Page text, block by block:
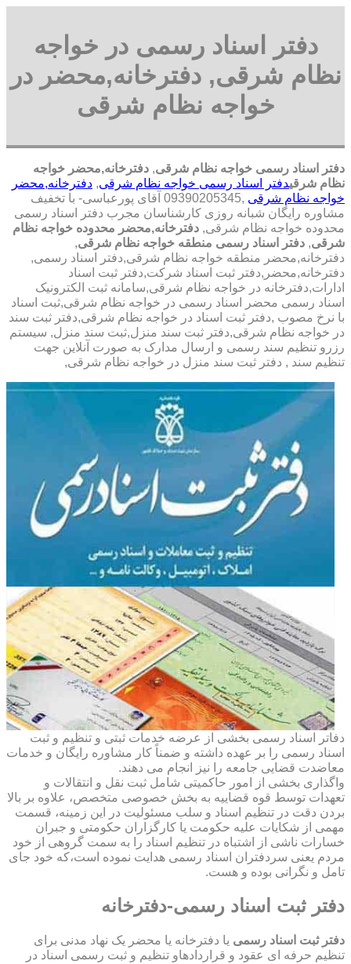
دفتر اسناد رسمی در خواجه
نظام شرقی, دفترخانه,محضر در
خواجه نظام شرقی
دفتر اسناد رسمی خواجه نظام شرقی, دفترخانه,محضر خواجه
نظام شرقیدفتر اسناد رسمی خواجه نظام شرقی, دفترخانه,محضر
خواجه نظام شرقی
,09390205345 آقای پورعباسی- با تخفیف
مشاوره رايگان شبانه روزی کارشناسان مجرب دفتر اسناد رسمی
محدوده خواجه نظام شرقی, دفترخانه,محضر محدوده خواجه نظام
شرقی, دفتر اسناد رسمی منطقه خواجه نظام شرقی,
دفترخانه,محضر منطقه خواجه نظام شرقی,دفتر اسناد رسمی,
دفترخانه,محضر,دفتر ثبت اسناد شرکت,دفتر ثبت اسناد
ادارات,دفترخانه در خواجه نظام شرقی,سامانه ثبت الکترونیک
اسناد رسمی محضر اسناد رسمی در خواجه نظام شرقی,ثبت اسناد
با نرخ مصوب ,دفتر ثبت اسناد در خواجه نظام شرقی,دفتر ثبت سند
در خواجه نظام شرقی,دفتر ثبت سند منزل,ثبت سند منزل, سیستم
رزرو تنظیم سند رسمی و ارسال مدارک به صورت آنلاین جهت
تنظیم سند , دفتر ثبت سند منزل در خواجه نظام شرقی,
دفاتر اسناد رسمی بخشی از عرضه خدمات ثبتی و تنظیم و ثبت
اسناد رسمی را بر عهده داشته و ضمناً کار مشاوره رایگان و خدمات
معاضدت قضایی جامعه را نیز انجام می دهند.
واگذاری بخشی از امور حاکمیتی شامل ثبت نقل و انتقالات و
تعهدات توسط قوه قضاییه به بخش خصوصی متخصص، علاوه بر بالا
بردن دقت در تنظیم اسناد و سلب مسئولیت در این زمینه، قسمت
مهمی از شکایات علیه حکومت یا کارگزاران حکومتی و جبران
خسارات ناشی از اشتباه در تنظیم اسناد را به سمت گروهی از خود
مردم یعنی سردفتران اسناد رسمی هدایت نموده است،که خود جای
تامل و نگرانی بوده و هست.
دفتر ثبت اسناد رسمی-دفترخانه
دفتر ثبت اسناد رسمی یا دفترخانه یا محضر یک نهاد مدنی برای
تنظیم حرفه ای عقود و قراردادهاو تنظیم و ثبت رسمی اسناد در